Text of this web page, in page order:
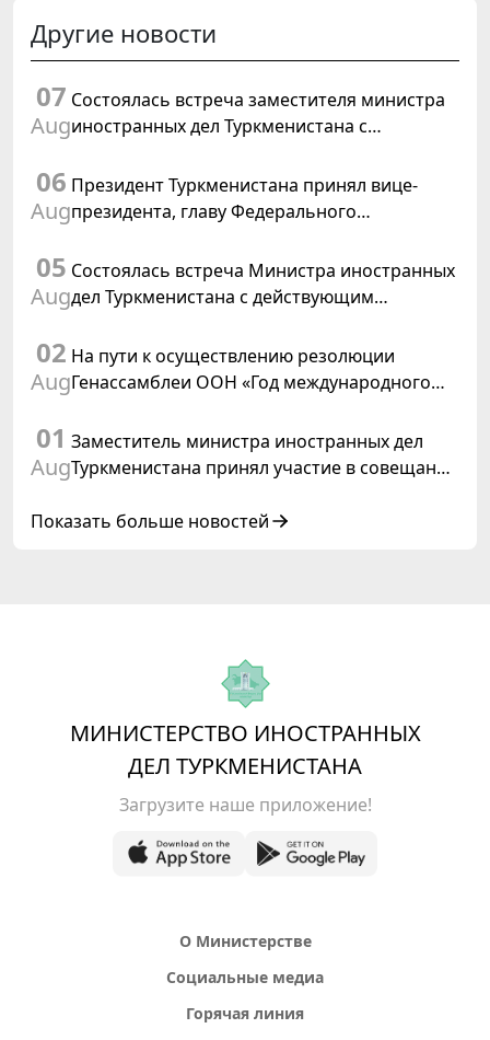
Другие новости
07
Aug
Состоялась встреча заместителя министра
иностранных дел Туркменистана с
Туркменистане
06
Aug
Президент Туркменистана принял вице-
президента, главу Федерального
Швейцарской Конфедерации
05
Aug
Состоялась встреча Министра иностранных
дел Туркменистана с действующим
02
Aug
На пути к осуществлению резолюции
Генассамблеи ООН «Год международного
Туркменистаном
01
Aug
Заместитель министра иностранных дел
Туркменистана принял участие в совещании
сотрудничества «Центральная Азия –
Показать больше новостей
МИНИСТЕРСТВО ИНОСТРАННЫХ
ДЕЛ ТУРКМЕНИСТАНА
Загрузите наше приложение!
О Министерстве
Социальные медиа
Горячая линия